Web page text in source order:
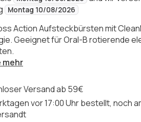
Montag 10/08/2026
Action Aufsteckbürsten mit
Geeignet für Oral-B rotierende
mehr
Versand ab 59€
vor 17:00 Uhr bestellt, noch